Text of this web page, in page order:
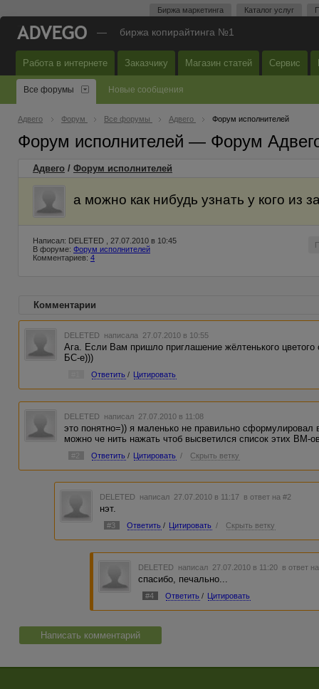
Биржа маркетинга Каталог услуг
— биржа копирайтинга №1
Работа в интернете Заказчику Магазин статей Сервис
Все форумы Новые сообщения
Адвего Форум Все форумы Адвего Форум исполнителей
Форум исполнителей — Форум
Адвего / Форум исполнителей
а можно как нибудь узнать у кого из
Написал: DELETED , 27.07.2010 в 10:45
В форуме: Форум исполнителей
Комментариев: 4
Комментарии
DELETED написала 27.07.2010 в 10:55
Ага. Если Вам пришло приглашение жёлтенького
БС-е)))
Ответить / Цитировать
DELETED написал 27.07.2010 в 11:08
это понятно=)) я маленько не правильно сформулировал
можно че нить нажать чтоб высветился список этих ВМ-
#2 Ответить / Цитировать / Скрыть ветку
DELETED написал 27.07.2010 в 11:17 в ответ на #2
нэт.
#3 Ответить / Цитировать / Скрыть ветку
DELETED написал 27.07.2010 в 11:20 в ответ
спасибо, печально...
#4 Ответить / Цитировать
Написать комментарий